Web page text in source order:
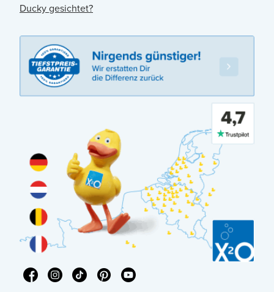
Ducky gesichtet?